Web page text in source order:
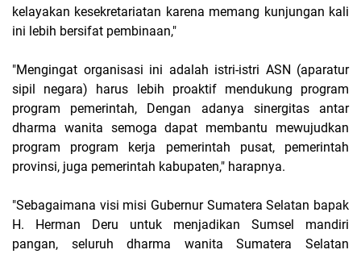
kelayakan kesekretariatan karena memang kunjungan kali
ini lebih bersifat pembinaan,"
"Mengingat organisasi ini adalah istri-istri ASN (aparatur
sipil negara) harus lebih proaktif mendukung program
program pemerintah, Dengan adanya sinergitas antar
dharma wanita semoga dapat membantu mewujudkan
program program kerja pemerintah pusat, pemerintah
provinsi, juga pemerintah kabupaten," harapnya.
"Sebagaimana visi misi Gubernur Sumatera Selatan bapak
H. Herman Deru untuk menjadikan Sumsel mandiri
pangan, seluruh dharma wanita Sumatera Selatan